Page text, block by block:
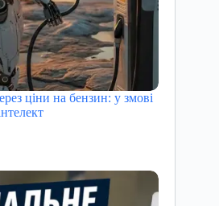
ціни на бензин: у змові